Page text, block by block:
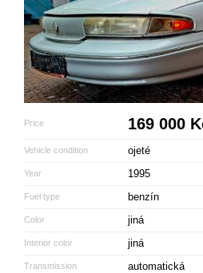
Price 169 000
Vehicle condition ojeté
Year 1995
Fuel type benzín
Color jiná
Interior color jiná
Transmission automatická